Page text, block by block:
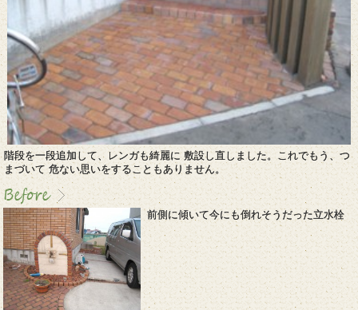
階段を一段追加して、レンガも綺麗に 敷設し直しました。これでもう、つ
まづいて 危ない思いをすることもありません。
前側に傾いて今にも倒れそうだった立水栓